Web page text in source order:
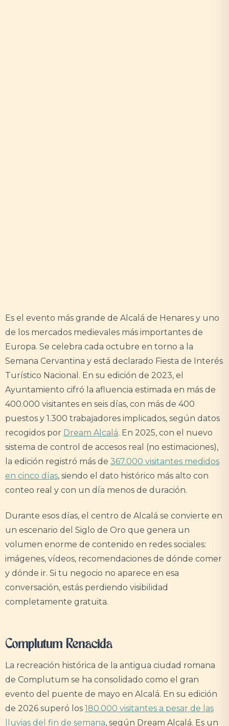
Es el evento más grande de Alcalá de Henares y uno
de los mercados medievales más importantes de
Europa. Se celebra cada octubre en torno a la
Semana Cervantina y está declarado Fiesta de Interés
Turístico Nacional. En su edición de 2023, el
Ayuntamiento cifró la afluencia estimada en más de
400.000 visitantes en seis días, con más de 400
puestos y 1.300 trabajadores implicados, según datos
recogidos por Dream Alcalá. En 2025, con el nuevo
sistema de control de accesos real (no estimaciones),
la edición registró más de 367.000 visitantes medidos
en cinco días, siendo el dato histórico más alto con
conteo real y con un día menos de duración.
Durante esos días, el centro de Alcalá se convierte en
un escenario del Siglo de Oro que genera un
volumen enorme de contenido en redes sociales:
imágenes, vídeos, recomendaciones de dónde comer
y dónde ir. Si tu negocio no aparece en esa
conversación, estás perdiendo visibilidad
completamente gratuita.
Complutum Renacida
La recreación histórica de la antigua ciudad romana
de Complutum se ha consolidado como el gran
evento del puente de mayo en Alcalá. En su edición
de 2026 superó los 180.000 visitantes a pesar de las
lluvias del fin de semana, según Dream Alcalá. Es un